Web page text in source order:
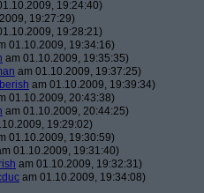
19:24:40)
19:27:29)
19:28:21)
01.10.2009, 19:34:16)
am 01.10.2009, 19:35:35)
am 01.10.2009, 19:37:25)
am 01.10.2009, 19:39:34)
01.10.2009, 20:43:38)
am 01.10.2009, 20:44:25)
19:29:02)
01.10.2009, 19:30:59)
01.10.2009, 19:31:40)
am 01.10.2009, 19:32:31)
am 01.10.2009, 19:34:08)